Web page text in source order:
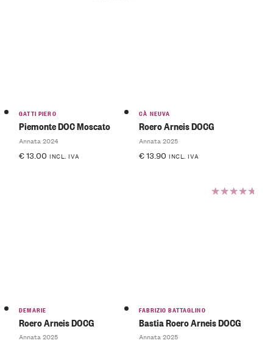
GATTI PIERO
Piemonte DOC Moscato
Annata 2024
€13.00 INCL. IVA
CÀ NEUVA
Roero Arneis DOCG
Annata 2025
€13.90 INCL. IVA
DEMARIE
Roero Arneis DOCG
Annata 2025
FABRIZIO BATTAGLINO
Bastia Roero Arneis DOCG
Annata 2025